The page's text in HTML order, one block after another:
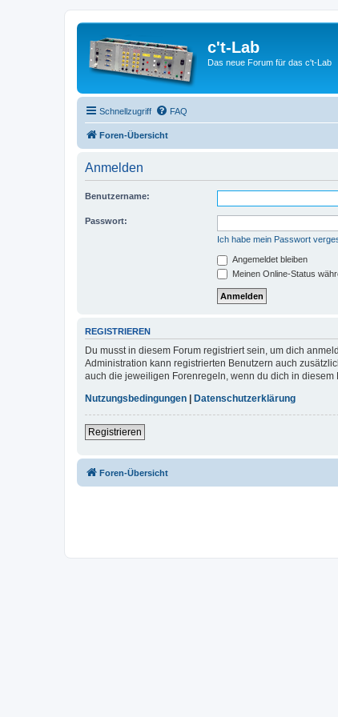
c't-Lab
Das neue Forum für das c't-Lab
Schnellzugriff FAQ
Foren-Übersicht
Anmelden
Benutzername:
Passwort:
Ich habe mein Passwort
Angemeldet bleiben
Meinen Online-Status
REGISTRIEREN
Du musst in diesem Forum registriert sein, um dich
Administration kann registrierten Benutzern auch
auch die jeweiligen Forenregeln, wenn du dich in diesem
Nutzungsbedingungen | Datenschutzerklärung
Registrieren
Foren-Übersicht